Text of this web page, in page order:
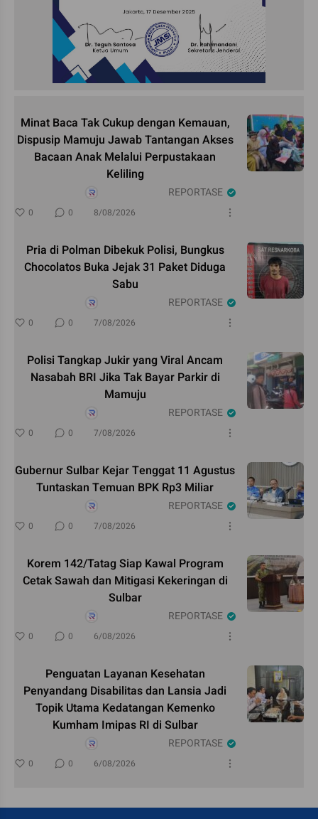
Minat Baca Tak Cukup dengan Kemauan,
Dispusip Mamuju Jawab Tantangan Akses
Bacaan Anak Melalui Perpustakaan
Keliling
REPORTASE
0 0 8/08/2026
Pria di Polman Dibekuk Polisi, Bungkus
Chocolatos Buka Jejak 31 Paket Diduga
Sabu
REPORTASE
0 0 7/08/2026
Polisi Tangkap Jukir yang Viral Ancam
Nasabah BRI Jika Tak Bayar Parkir di
Mamuju
REPORTASE
0 0 7/08/2026
Gubernur Sulbar Kejar Tenggat 11 Agustus
Tuntaskan Temuan BPK Rp3 Miliar
REPORTASE
0 0 7/08/2026
Korem 142/Tatag Siap Kawal Program
Cetak Sawah dan Mitigasi Kekeringan di
Sulbar
REPORTASE
0 0 6/08/2026
Penguatan Layanan Kesehatan
Penyandang Disabilitas dan Lansia Jadi
Topik Utama Kedatangan Kemenko
Kumham Imipas RI di Sulbar
REPORTASE
0 0 6/08/2026